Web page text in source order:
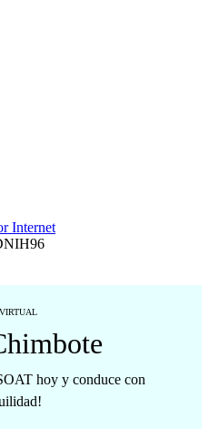
Internet
hoy y conduce con